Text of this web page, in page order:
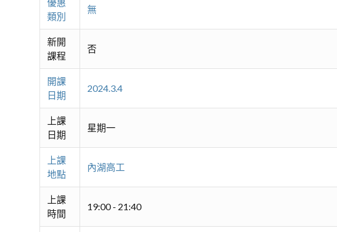
類別
無
新開
課程
否
開課
日期
2024.3.4
上課
日期
星期一
上課
地點
內湖高工
上課
時間
19:00 - 21:40